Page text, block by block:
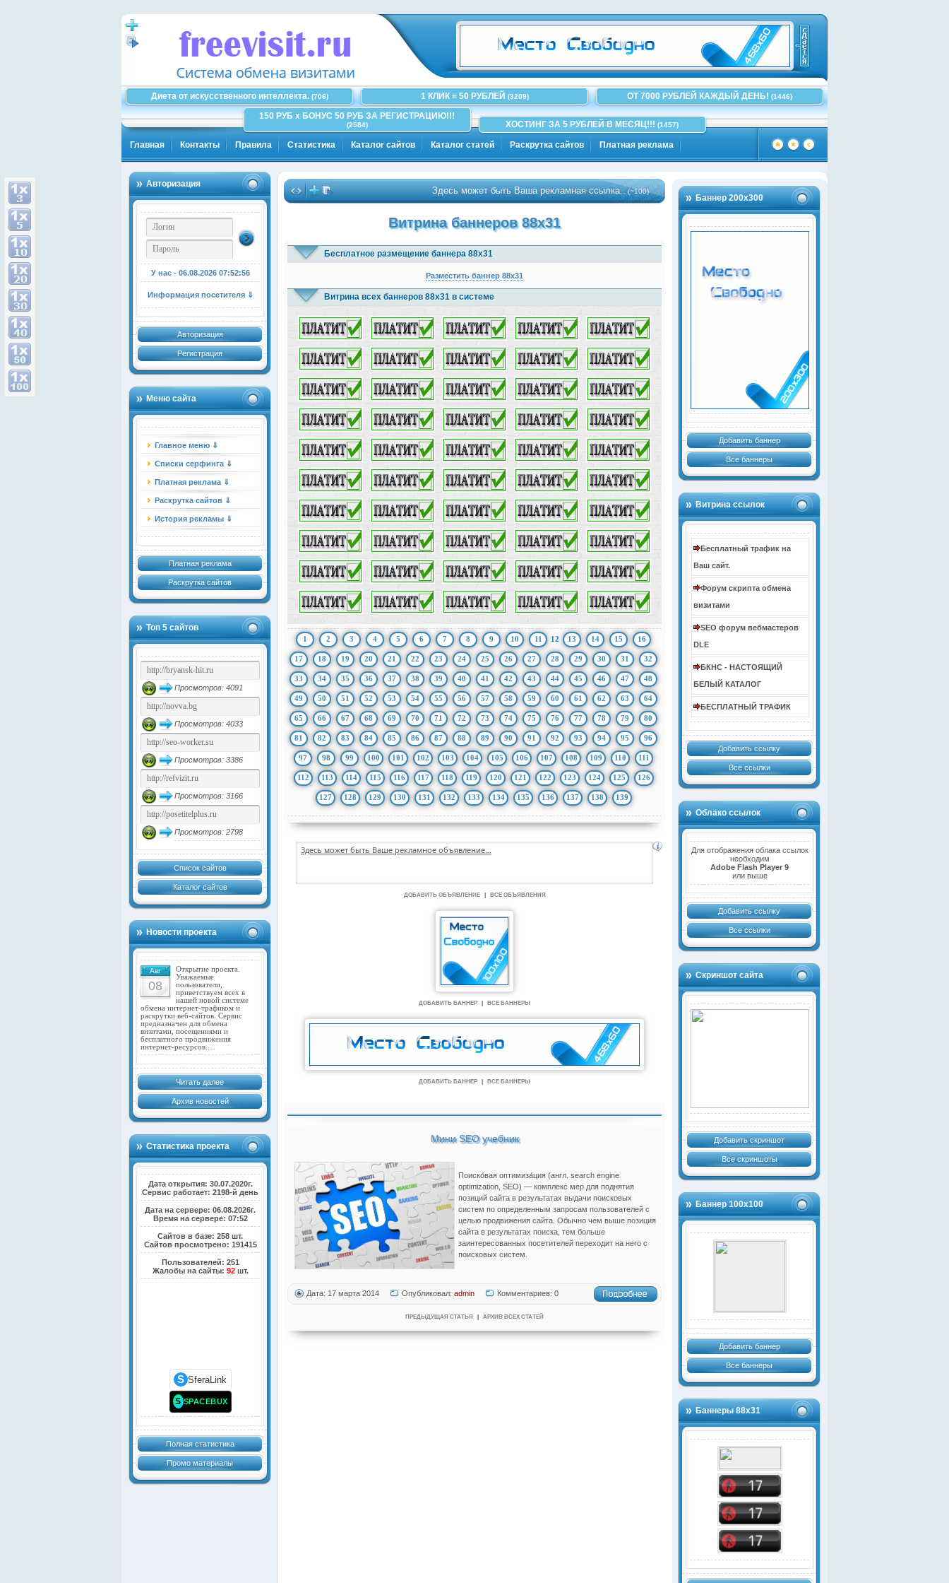
Диета от искусственного интеллекта.(706) 1 КЛИК = 50 РУБЛЕЙ (3209) ОТ 7000 РУБЛЕЙ КАЖДЫЙ ДЕНЬ! (1446)
150 РУБ x БОНУС 50 РУБ ЗА РЕГИСТРАЦИЮ!!!
(2584) ХОСТИНГ ЗА 5 РУБЛЕЙ В МЕСЯЦ!!! (1457)
Главная Контакты Правила Статистика Каталог сайтов Каталог статей Раскрутка сайтов Платная реклама
Авторизация
У нас - 06.08.2026 07:52:57
Информация посетителя ⇓
Авторизация
Регистрация
Меню сайта
Главное меню ⇓
Списки серфинга ⇓
Платная реклама ⇓
Раскрутка сайтов ⇓
История рекламы ⇓
Платная реклама
Раскрутка сайтов
Топ 5 сайтов
Просмотров: 4091
Просмотров: 4033
Просмотров: 3386
Просмотров: 3166
Просмотров: 2798
Список сайтов
Каталог сайтов
Новости проекта
Авг
08
Открытие проекта.
Уважаемые
пользователи,
приветствуем всех в
нашей новой системе
обмена интернет-трафиком и
раскрутки веб-сайтов. Сервис
предназначен для обмена
визитами, посещениями и
бесплатного продвижения
интернет-ресурсов.…
Читать далее
Архив новостей
Статистика проекта
Дата открытия: 30.07.2020г.
Сервис работает: 2198-й день
Дата на сервере: 06.08.2026г.
Время на сервере: 07:52
Сайтов в базе: 258 шт.
Сайтов просмотрено: 191415
Пользователей: 251
Жалобы на сайты: 92шт.
S SferaLink
S SPACEBUX
Полная статистика
Промо материалы
Баннер 200х300
Добавить баннер
Все баннеры
Витрина ссылок
Бесплатный трафик на
Ваш сайт.
Форум скрипта обмена
визитами
SEO форум вебмастеров
DLE
БКНС - НАСТОЯЩИЙ
БЕЛЫЙ КАТАЛОГ
БЕСПЛАТНЫЙ ТРАФИК
Добавить ссылку
Все ссылки
Облако ссылок
Для отображения облака ссылок
необходим
Adobe Flash Player 9
или выше
Добавить ссылку
Все ссылки
Скриншот сайта
Добавить скриншот
Все скриншоты
Баннер 100х100
Добавить баннер
Все баннеры
Баннеры 88х31
Здесь может быть Ваша рекламная ссылка..(~100)
Витрина баннеров 88x31
Бесплатное размещение баннера 88х31
Разместить баннер 88х31
Витрина всех баннеров 88x31 в системе
1 2 3 4 5 6 7 8 9 10 11 12 13 14 15 16
17 18 19 20 21 22 23 24 25 26 27 28 29 30 31 32
33 34 35 36 37 38 39 40 41 42 43 44 45 46 47 48
49 50 51 52 53 54 55 56 57 58 59 60 61 62 63 64
65 66 67 68 69 70 71 72 73 74 75 76 77 78 79 80
81 82 83 84 85 86 87 88 89 90 91 92 93 94 95 96
97 98 99 100 101 102 103 104 105 106 107 108 109 110 111
112 113 114 115 116 117 118 119 120 121 122 123 124 125 126
127 128 129 130 131 132 133 134 135 136 137 138 139
Здесь может быть Ваше рекламное объявление...
ДОБАВИТЬ ОБЪЯВЛЕНИЕ ВСЕ ОБЪЯВЛЕНИЯ
ДОБАВИТЬ БАННЕР ВСЕ БАННЕРЫ
ДОБАВИТЬ БАННЕР ВСЕ БАННЕРЫ
Мини SEO учебник
Поиско́вая оптимиза́ция (англ. search engine
optimization, SEO) — комплекс мер для поднятия
позиций сайта в результатах выдачи поисковых
систем по определенным запросам пользователей с
целью продвижения сайта. Обычно чем выше позиция
сайта в результатах поиска, тем больше
заинтересованных посетителей переходит на него с
поисковых систем.
Дата: 17 марта 2014 Опубликовал: admin Комментариев: 0
ПРЕДЫДУЩАЯ СТАТЬЯ АРХИВ ВСЕХ СТАТЕЙ